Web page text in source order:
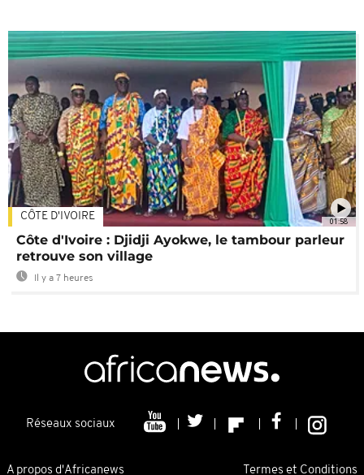
01:58
CÔTE D'IVOIRE
Côte d'Ivoire : Djidji Ayokwe, le tambour parleur
retrouve son village
Il y a 7 heures
Réseaux sociaux
A propos d'Africanews Termes et Conditions